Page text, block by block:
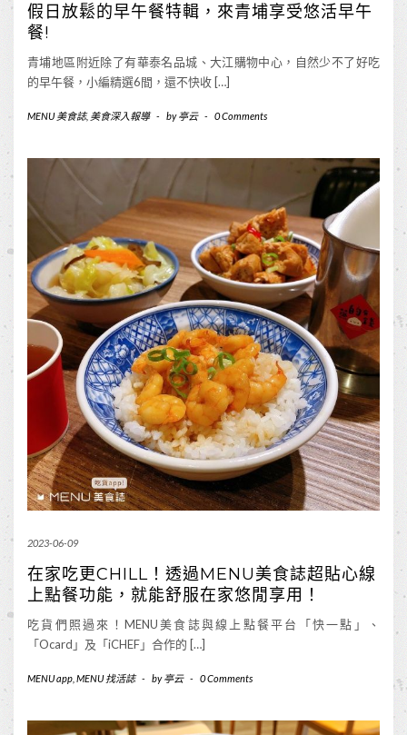
假日放鬆的早午餐特輯，來青埔享受悠活早午
餐!
青埔地區附近除了有華泰名品城、大江購物中心，自然少不了好吃
的早午餐，小編精選6間，還不快收 […]
MENU 美食誌, 美食深入報導 - by亭云 - 0 Comments
2023-06-09
在家吃更CHILL！透過MENU美食誌超貼心線
上點餐功能，就能舒服在家悠閒享用！
吃貨們照過來！MENU美食誌與線上點餐平台「快一點」、
「Ocard」及「iCHEF」合作的 […]
MENU app MENU 找活誌 - by亭云 - 0 Comments